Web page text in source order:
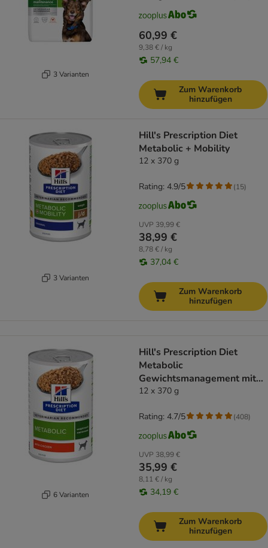
3 Varianten
60,99 €
9,38 € / kg
57,94 €
Zum Warenkorb
hinzufügen
3 Varianten
Hill's Prescription Diet
Metabolic + Mobility
12 x 370 g
UVP 39,99 €
38,99 €
8,78 € / kg
37,04 €
Rating: 4.9/5 (15)
Zum Warenkorb
hinzufügen
6 Varianten
Hill's Prescription Diet
Metabolic
Gewichtsmanagement mit
Huhn
12 x 370 g
UVP 38,99 €
35,99 €
8,11 € / kg
34,19 €
Rating: 4.7/5 (408)
Zum Warenkorb
hinzufügen